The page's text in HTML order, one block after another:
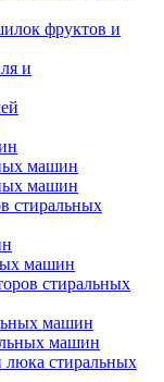
фруктов и
и
машин
машин
стиральных
машин
стиральных
машин
машин
люка стиральных